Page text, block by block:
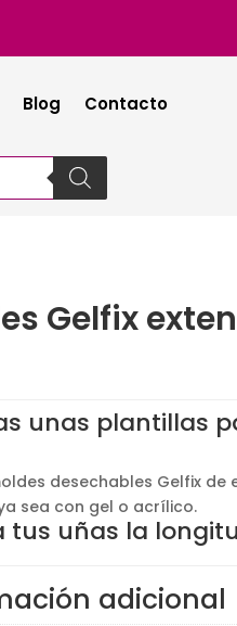
Blog Contacto
Gelfix
unas plantillas
desechables Gelfix
sea con gel o acrílico.
tus uñas la
adicional